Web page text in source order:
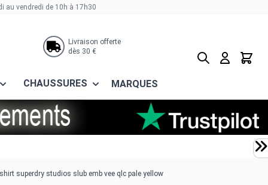
au vendredi de 10h à 17h30
Livraison offerte
dès 30 €
CHAUSSURES MARQUES
Rechercher
Panier
superdry studios slub emb vee qlc pale yellow